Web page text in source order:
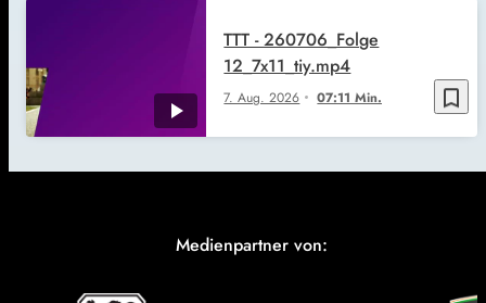
bookmark_border
7. Aug. 2026 07:11 Min.
TTT - 260706_Folge
12_7x11_tiy.mp4
Medienpartner von: